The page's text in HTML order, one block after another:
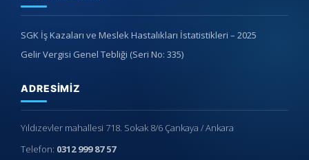
SGK İş Kazaları ve Meslek Hastalıkları İstatistikleri – 2025
Gelir Vergisi Genel Tebliği (Seri No: 335)
ADRESIMIZ
Yıldızevler mahallesi 718. Sokak 8/6 Çankaya / Ankara
Telefon: 0312 999 87 57